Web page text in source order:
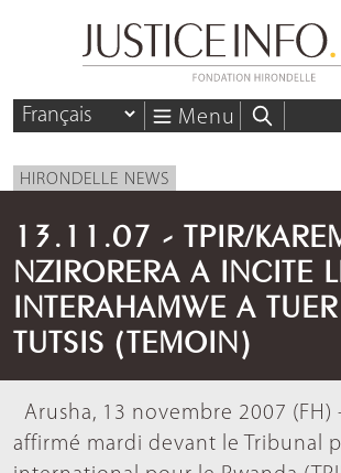
Menu
HIRONDELLE NEWS
13.11.07 - TPIR/
NZIRORERA A INCITE
INTERAHAMWE A TUER
TUTSIS (TEMOIN)
Arusha, 13 novembre 2007 (FH)
affirmé mardi devant le Tribunal